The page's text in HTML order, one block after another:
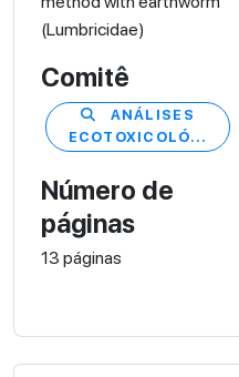
(Lumbricidae)
Comitê
ANÁLISES
ECOTOXICOLÓ...
Número de
páginas
13 páginas